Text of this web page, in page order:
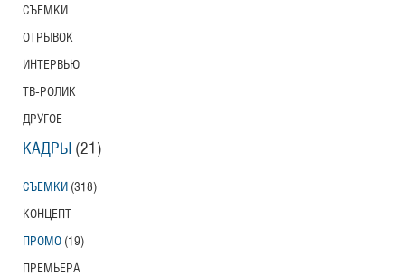
СЪЕМКИ
ОТРЫВОК
ИНТЕРВЬЮ
ТВ-РОЛИК
ДРУГОЕ
КАДРЫ (21)
СЪЕМКИ (318)
КОНЦЕПТ
ПРОМО (19)
ПРЕМЬЕРА